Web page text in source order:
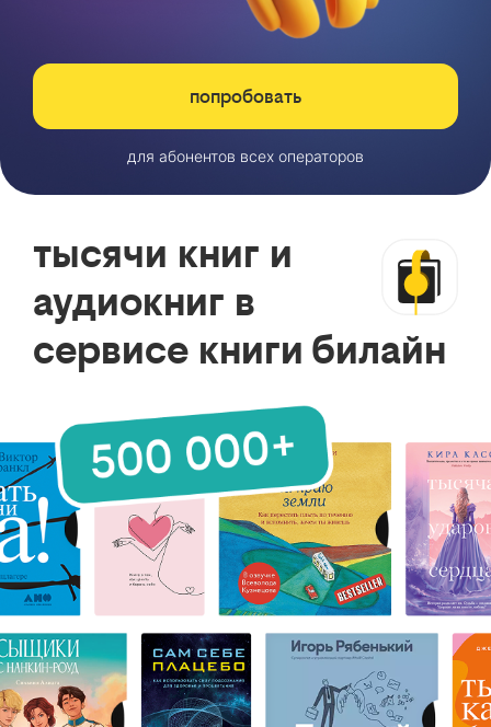
попробовать
для абонентов всех операторов
тысячи книг и
аудиокниг в
сервисе книги билайн